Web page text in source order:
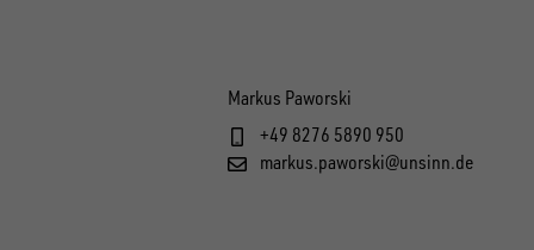
Markus Paworski
+49 8276 5890 950
markus.paworski@unsinn.de